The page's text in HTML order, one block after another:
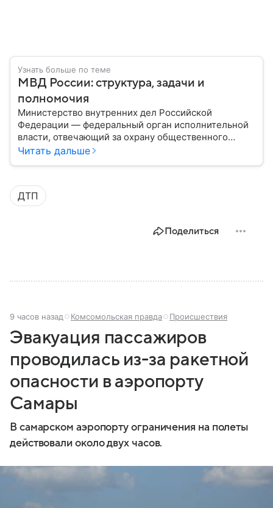
Узнать больше по теме
МВД России: структура, задачи и
полномочия
Министерство внутренних дел Российской
Федерации — федеральный орган исполнительной
власти, отвечающий за охрану общественного
порядка, борьбу с преступностью, обеспечение
В материале рассказываем, чем занимается МВД
России, какие задачи выполняет министерство, как
устроена его структура, кто возглавляет ведомство
Читать дальше
ДТП
Поделиться
9 часов назад Комсомольская правда Происшествия
Эвакуация пассажиров
проводилась из-за ракетной
опасности в аэропорту
Самары
В самарском аэропорту ограничения на полеты
действовали около двух часов.